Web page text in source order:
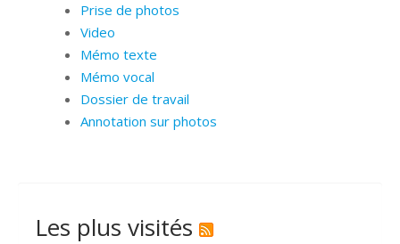
Prise de photos
Video
Mémo texte
Mémo vocal
Dossier de travail
Annotation sur photos
Les plus visités